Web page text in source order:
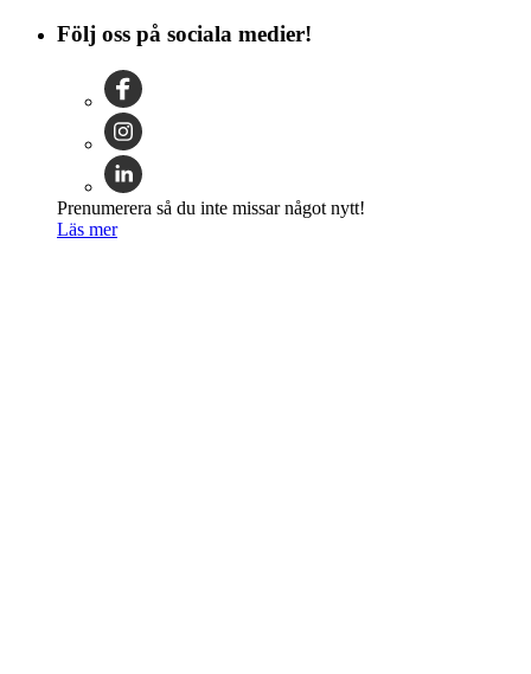
Följ oss på sociala medier!
Prenumerera så du inte missar något nytt!
Läs mer